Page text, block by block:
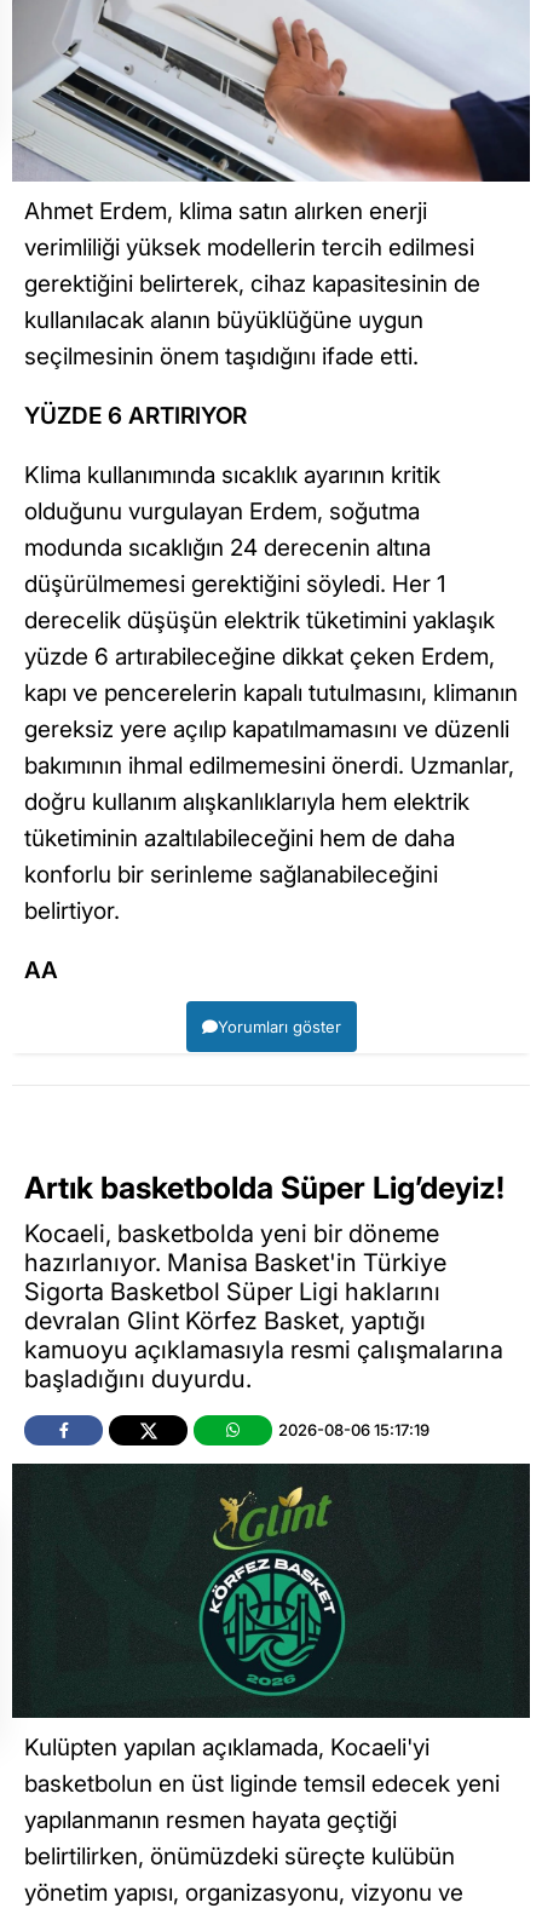
Ahmet Erdem, klima satın alırken enerji
verimliliği yüksek modellerin tercih edilmesi
gerektiğini belirterek, cihaz kapasitesinin de
kullanılacak alanın büyüklüğüne uygun
seçilmesinin önem taşıdığını ifade etti.
YÜZDE 6 ARTIRIYOR
Klima kullanımında sıcaklık ayarının kritik
olduğunu vurgulayan Erdem, soğutma
modunda sıcaklığın 24 derecenin altına
düşürülmemesi gerektiğini söyledi. Her 1
derecelik düşüşün elektrik tüketimini yaklaşık
yüzde 6 artırabileceğine dikkat çeken Erdem,
kapı ve pencerelerin kapalı tutulmasını, klimanın
gereksiz yere açılıp kapatılmamasını ve düzenli
bakımının ihmal edilmemesini önerdi. Uzmanlar,
doğru kullanım alışkanlıklarıyla hem elektrik
tüketiminin azaltılabileceğini hem de daha
konforlu bir serinleme sağlanabileceğini
belirtiyor.
AA
Yorumları göster
Artık basketbolda Süper Lig’deyiz!
Kocaeli, basketbolda yeni bir döneme
hazırlanıyor. Manisa Basket'in Türkiye
Sigorta Basketbol Süper Ligi haklarını
devralan Glint Körfez Basket, yaptığı
kamuoyu açıklamasıyla resmi çalışmalarına
başladığını duyurdu.
2026-08-06 15:17:19
Kulüpten yapılan açıklamada, Kocaeli'yi
basketbolun en üst liginde temsil edecek yeni
yapılanmanın resmen hayata geçtiği
belirtilirken, önümüzdeki süreçte kulübün
yönetim yapısı, organizasyonu, vizyonu ve